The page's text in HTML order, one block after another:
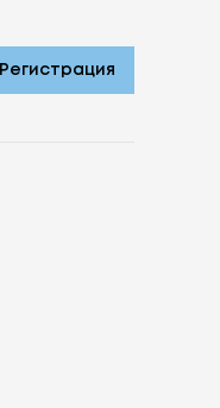
Регистрация